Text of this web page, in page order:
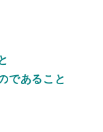
であること​